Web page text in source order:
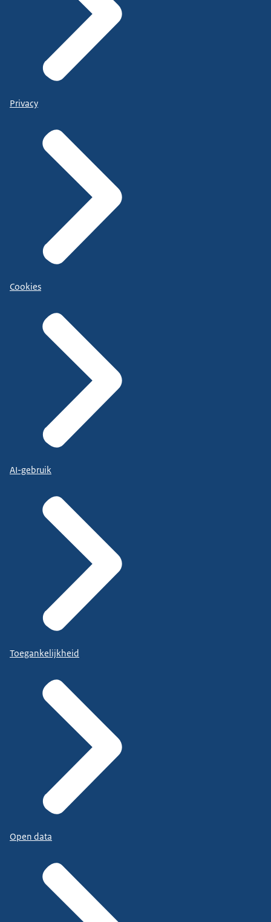
Privacy
Cookies
AI-gebruik
Toegankelijkheid
Open data